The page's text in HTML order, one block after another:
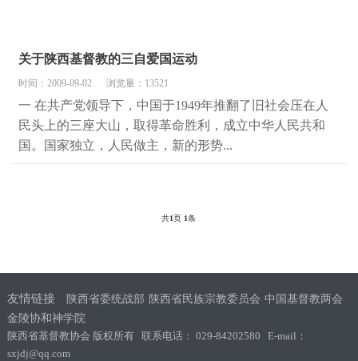
关于陕西基督教的三自爱国运动
时间：2009-09-02 浏览量：13521
一 在共产党领导下，中国于1949年推翻了旧社会压在人
民头上的三座大山，取得革命胜利，成立中华人民共和
国。国家独立，人民做主，新的形势...
共1页 1条
友情链接 陕西省委统战部 陕西省民族宗教委员会 中国基督教两会
金陵协和神学院
陕西省基督教协会 版权所有 联系电话： 029-84202580 E-mail：
sxjdj@qq.com